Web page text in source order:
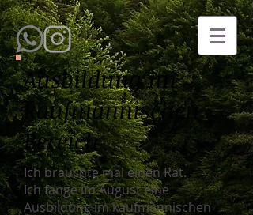
Ausbildung im
kaufmännischen
Bereich
Ich bräuchte mal einen Rat.
Ich fange im August eine
Ausbildung im kaufmännischen